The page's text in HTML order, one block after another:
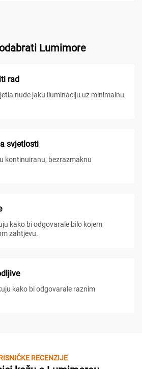
Lumimore
rad
nude jaku iluminaciju uz minimalnu
svjetlosti
kontinuiranu, bezrazmaknu
kako bi odgovarale bilo kojem
zahtjevu.
kako bi odgovarale raznim
RECENZIJE